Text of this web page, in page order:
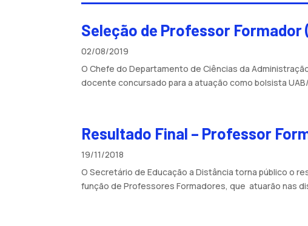
Seleção de Professor Formador
02/08/2019
O Chefe do Departamento de Ciências da
docente concursado para a atuação como bolsista
Resultado Final – Professor
19/11/2018
O Secretário de Educação a Distância torna público o
função de Professores Formadores, que atuarão nas